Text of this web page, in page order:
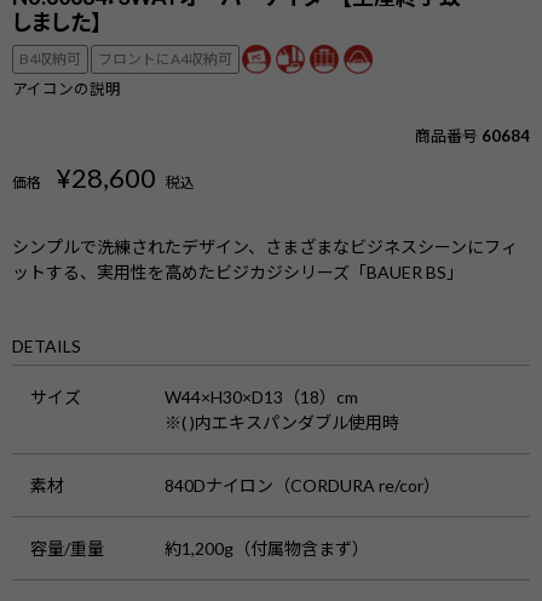
しました】
B4収納可
フロントにA4収納可
アイコンの説明
商品番号 60684
価格 ¥28,600 税込
シンプルで洗練されたデザイン、さまざまなビジネスシーンにフィ
ットする、実用性を高めたビジカジシリーズ「BAUER BS」
DETAILS
サイズ
W44×H30×D13（18）cm
※( )内エキスパンダブル使用時
素材 840Dナイロン（CORDURA re/cor）
容量/重量 約1,200g（付属物含まず）